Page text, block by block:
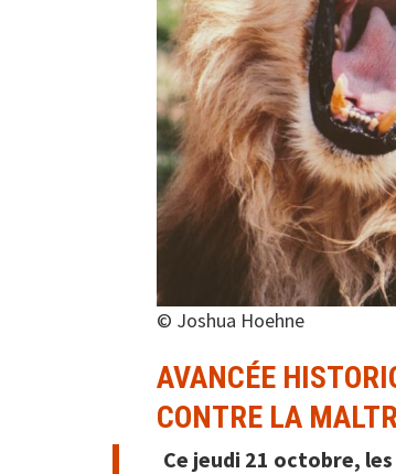
© Joshua Hoehne
AVANCÉE
CONTRE LA
Ce jeudi 21 octobre,